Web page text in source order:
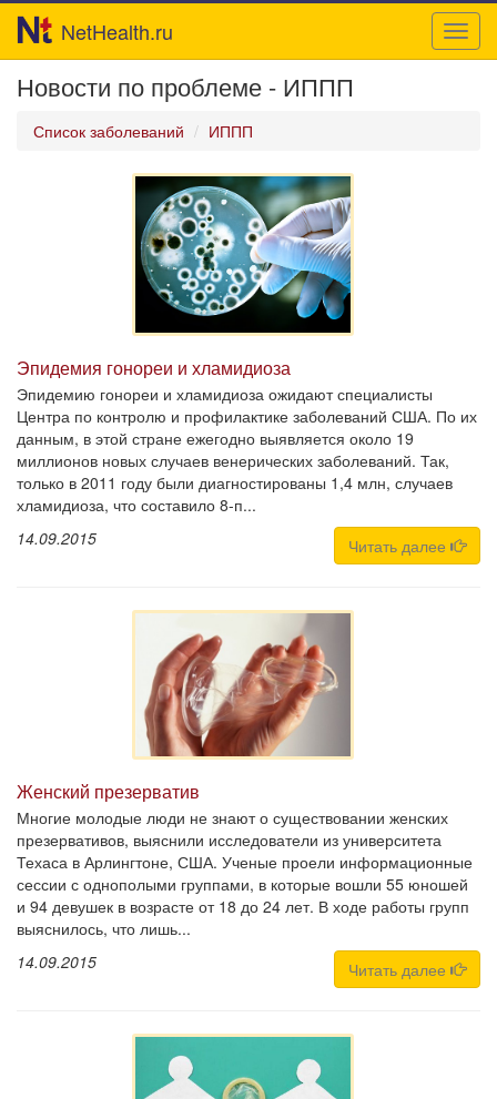
NetHealth.ru
Новости по проблеме - ИППП
Список заболеваний ИППП
Эпидемия гонореи и хламидиоза
Эпидемию гонореи и хламидиоза ожидают специалисты
Центра по контролю и профилактике заболеваний США. По их
данным, в этой стране ежегодно выявляется около 19
миллионов новых случаев венерических заболеваний. Так,
только в 2011 году были диагностированы 1,4 млн, случаев
хламидиоза, что составило 8-п...
14.09.2015
Читать далее
Женский презерватив
Многие молодые люди не знают о существовании женских
презервативов, выяснили исследователи из университета
Техаса в Арлингтоне, США. Ученые проели информационные
сессии с однополыми группами, в которые вошли 55 юношей
и 94 девушек в возрасте от 18 до 24 лет. В ходе работы групп
выяснилось, что лишь...
14.09.2015
Читать далее